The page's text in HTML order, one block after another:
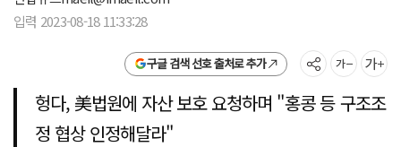
입력 2023-08-18 11:33:28
구글 검색 선호 출처로 추가
헝다, 美법원에 자산 보호 요청하며 "홍콩 등 구조조
정 협상 인정해달라"